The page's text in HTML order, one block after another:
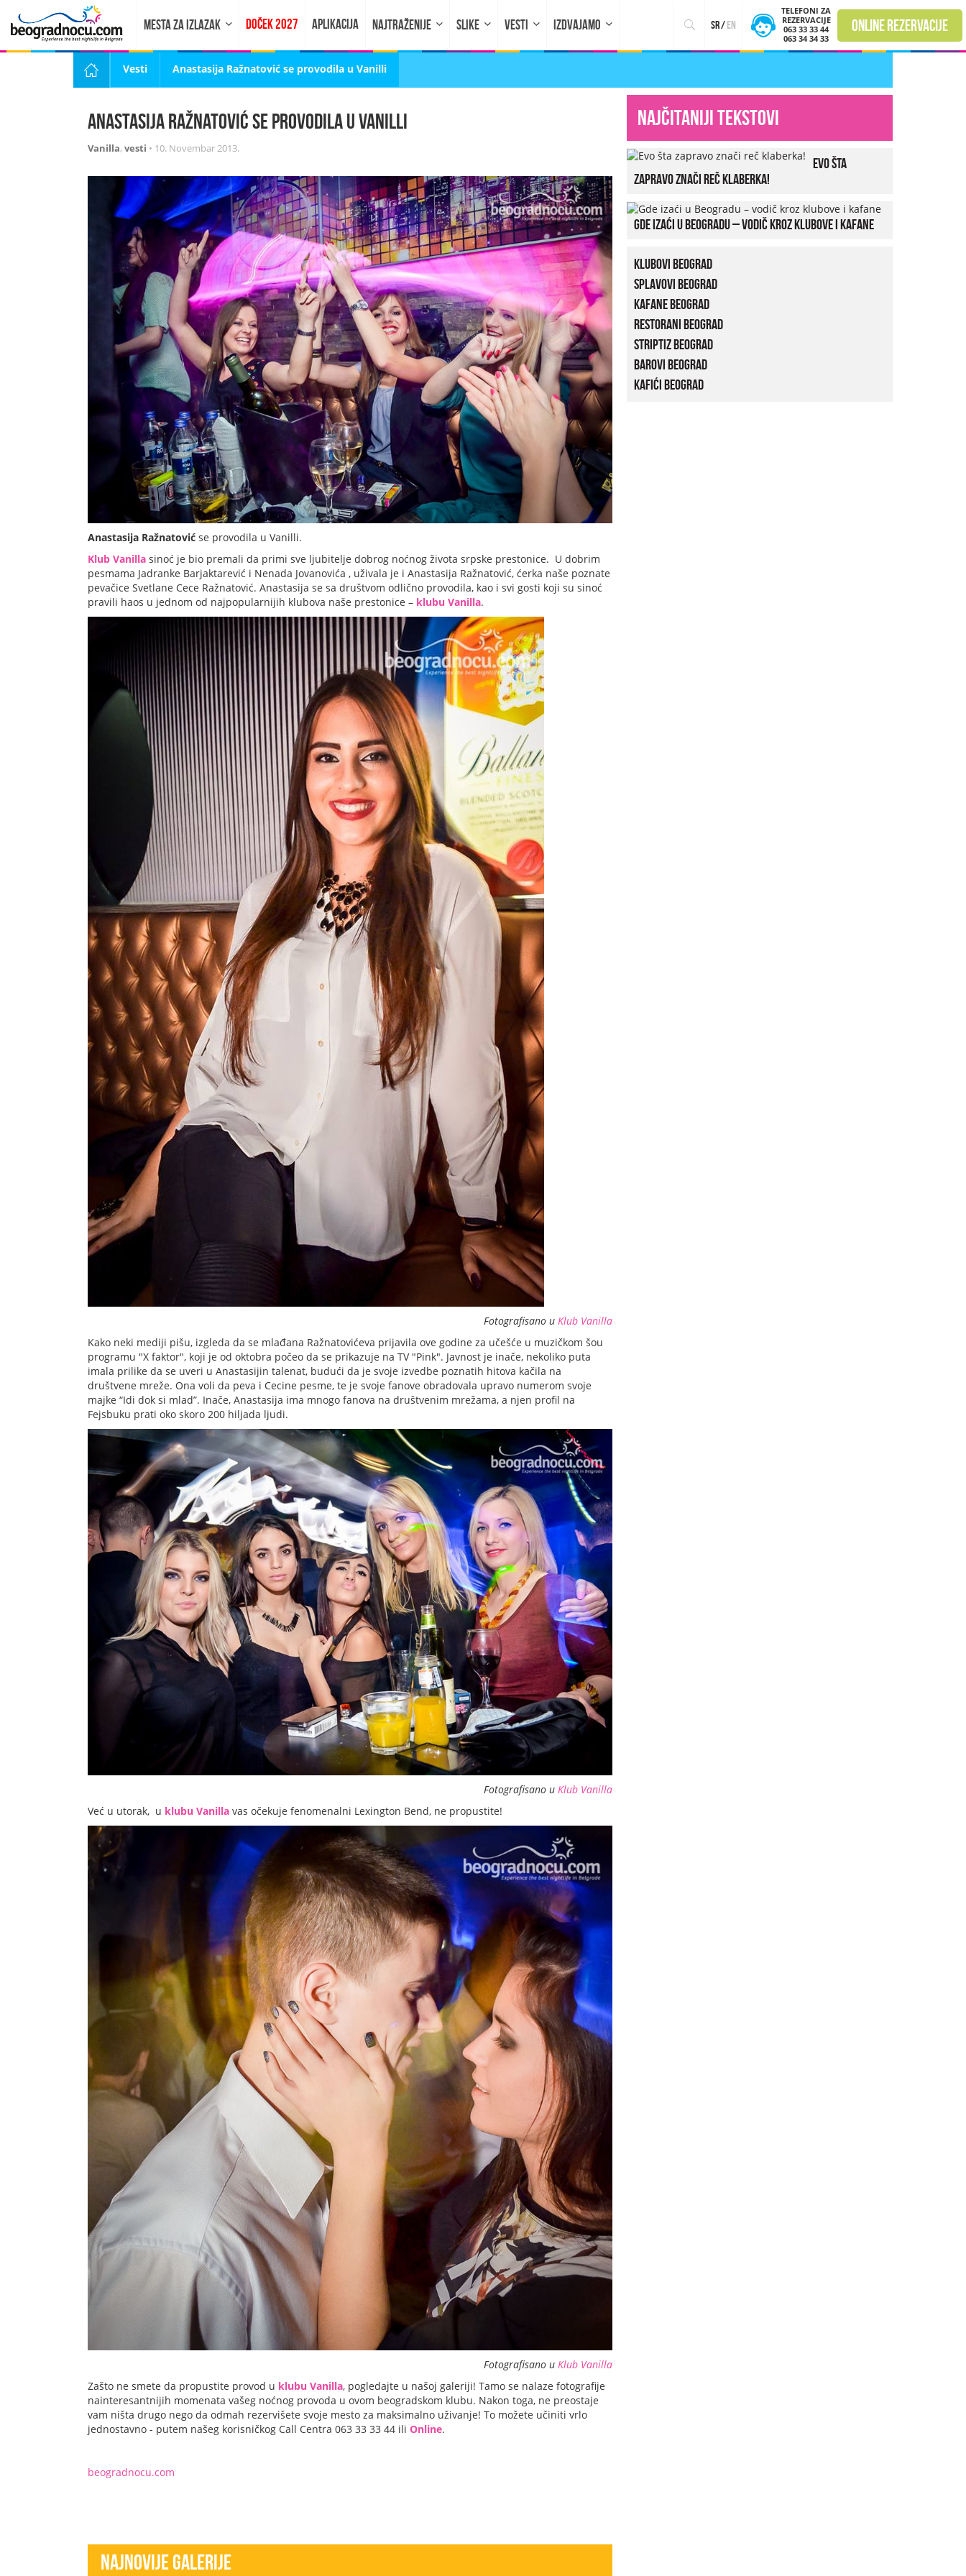
MESTA ZA IZLAZAK DOČEK 2027 APLIKACIJA NAJTRAŽENIJE SLIKE VESTI IZDVAJAMO sr/en
TELEFONI ZA
REZERVACIJE
063 33 33 44
063 34 34 33
online rezervacije
Vesti Anastasija Ražnatović se provodila u Vanilli
Anastasija Ražnatović se provodila u Vanilli
Vanilla, vesti • 10. Novembar 2013.
Anastasija Ražnatović se provodila u Vanilli.
Klub Vanilla sinoć je bio premali da primi sve ljubitelje dobrog noćnog života srpske prestonice. U dobrim
pesmama Jadranke Barjaktarević i Nenada Jovanovića , uživala je i Anastasija Ražnatović, ćerka naše poznate
pevačice Svetlane Cece Ražnatović. Anastasija se sa društvom odlično provodila, kao i svi gosti koji su sinoć
pravili haos u jednom od najpopularnijih klubova naše prestonice – klubu Vanilla.
Fotografisano u Klub Vanilla
Kako neki mediji pišu, izgleda da se mlađana Ražnatovićeva prijavila ove godine za učešće u muzičkom šou
programu "X faktor", koji je od oktobra počeo da se prikazuje na TV "Pink". Javnost je inače, nekoliko puta
imala prilike da se uveri u Anastasijin talenat, budući da je svoje izvedbe poznatih hitova kačila na
društvene mreže. Ona voli da peva i Cecine pesme, te je svoje fanove obradovala upravo numerom svoje
majke “Idi dok si mlad”. Inače, Anastasija ima mnogo fanova na društvenim mrežama, a njen profil na
Fejsbuku prati oko skoro 200 hiljada ljudi.
Fotografisano u Klub Vanilla
Već u utorak, u klubu Vanilla vas očekuje fenomenalni Lexington Bend, ne propustite!
Fotografisano u Klub Vanilla
Zašto ne smete da propustite provod u klubu Vanilla, pogledajte u našoj galeriji! Tamo se nalaze fotografije
nainteresantnijih momenata vašeg noćnog provoda u ovom beogradskom klubu. Nakon toga, ne preostaje
vam ništa drugo nego da odmah rezervišete svoje mesto za maksimalno uživanje! To možete učiniti vrlo
jednostavno - putem našeg korisničkog Call Centra 063 33 33 44 ili Online.
beogradnocu.com
Najnovije Galerije
Najčitaniji tekstovi
Evo šta
zapravo znači reč klaberka!
Gde izaći u Beogradu – vodič kroz klubove i kafane
Klubovi Beograd
Splavovi Beograd
Kafane Beograd
Restorani Beograd
Striptiz Beograd
Barovi Beograd
Kafići Beograd